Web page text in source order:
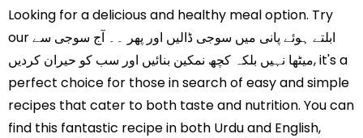
Looking for a delicious and healthy meal option. Try
our ابلتے ہوئے پانی میں سوجی ڈالیں اور پھر ۔۔ آج سوجی سے
میٹھا نہیں بلکہ کچھ نمکین بنائیں اور سب کو حیران کردیں, it's a
perfect choice for those in search of easy and simple
recipes that cater to both taste and nutrition. You can
find this fantastic recipe in both Urdu and English,